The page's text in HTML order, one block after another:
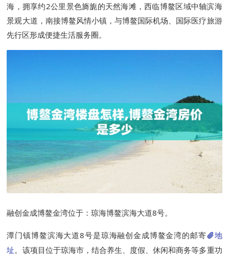
海，拥享约2公里景色旖旎的天然海滩，西临博鳌区域中轴滨海
景观大道，南接博鳌风情小镇，与博鳌国际机场、国际医疗旅游
先行区形成便捷生活服务圈。
融创金成博鳌金湾位于：琼海博鳌滨海大道8号。
潭门镇博鳌滨海大道8号是琼海融创金成博鳌金湾的邮寄
地
址。该项目位于琼海市，结合养生、度假、休闲和商务等多重功